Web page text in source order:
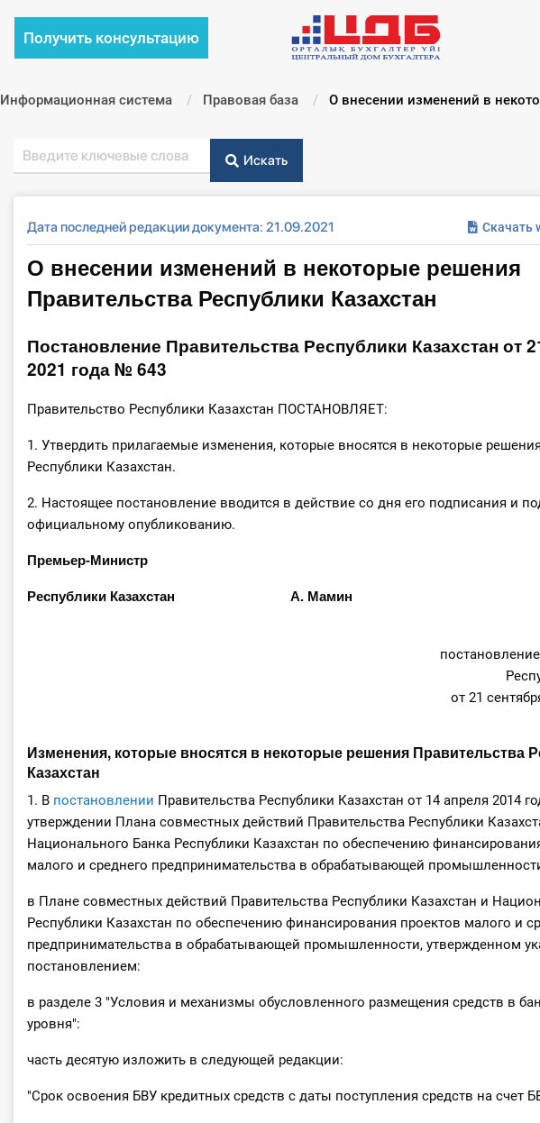
Получить консультацию
Информационная система Правовая база Текущий:
О внесении изменений в
Искать
Дата последней редакции документа: 21.09.2021 Скачать
О внесении изменений в некоторые решения
Правительства Республики Казахстан
Постановление Правительства Республики Казахстан от
2021 года № 643
Правительство Республики Казахстан ПОСТАНОВЛЯЕТ:
1. Утвердить прилагаемые изменения, которые вносятся в некоторые
Республики Казахстан.
2. Настоящее постановление вводится в действие со дня его подписания и
официальному опубликованию.
Премьер-Министр
Республики Казахстан А. Мамин
от 21
Изменения, которые вносятся в некоторые решения Правительства
Казахстан
1. В постановлении Правительства Республики Казахстан от 14 апреля 2014
утверждении Плана совместных действий Правительства Республики
Национального Банка Республики Казахстан по обеспечению
малого и среднего предпринимательства в обрабатывающей
в Плане совместных действий Правительства Республики Казахстан и
Республики Казахстан по обеспечению финансирования проектов малого и
предпринимательства в обрабатывающей промышленности, утвержденном
постановлением:
в разделе 3 "Условия и механизмы обусловленного размещения средств в
уровня":
часть десятую изложить в следующей редакции:
"Срок освоения БВУ кредитных средств с даты поступления средств на счет